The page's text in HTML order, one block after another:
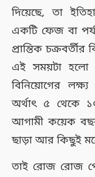
দিয়েছে, তা
একটি ফেজ বা
প্রান্তিক
এই সময়টা হলো
বিনিয়োগের
অর্থাৎ ৫
আগামী কয়েক
ছাড়া আর কিছুই
তাই রোজ রোজ